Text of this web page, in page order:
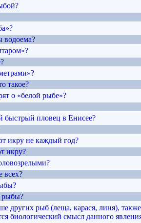
водоема?
такое?
о «белой рыбе»?
быстрый пловец в Енисее?
икру не каждый год?
икру?
всех?
рыбы?
других рыб (леща, карася, линя),
биологический смысл данного